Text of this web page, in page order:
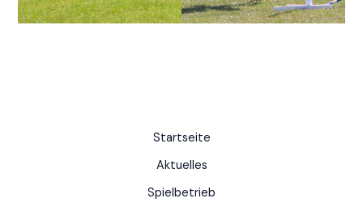
Startseite
Aktuelles
Spielbetrieb